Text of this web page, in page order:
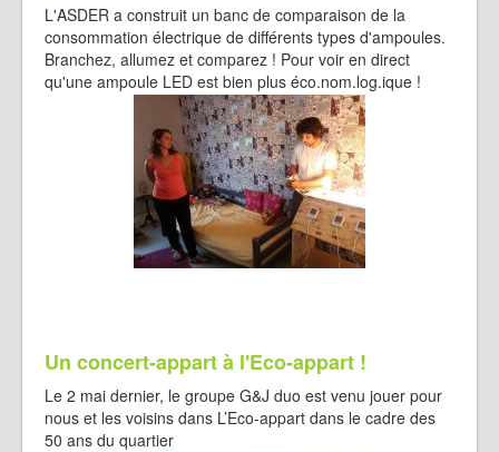
L'ASDER a construit un banc de comparaison de la
consommation électrique de différents types d'ampoules.
Branchez, allumez et comparez ! Pour voir en direct
qu'une ampoule LED est bien plus éco.nom.log.ique !
Un concert-appart à l'Eco-appart !
Le 2 mai dernier, le groupe G&J duo est venu jouer pour
nous et les voisins dans L’Eco-appart dans le cadre des
50 ans du quartier